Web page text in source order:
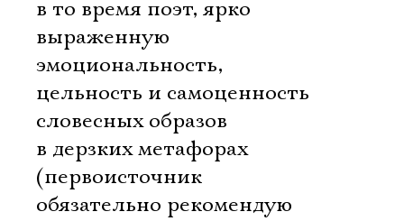
в то время поэт, ярко
выраженную
эмоциональность,
цельность и самоценность
словесных образов
в дерзких метафорах
(первоисточник
обязательно рекомендую